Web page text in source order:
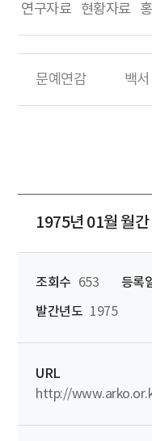
연구자료 현황자료
문예연감 백서
1975년 01월 월
조회수 653 등록
발간년도 1975
URL
http://